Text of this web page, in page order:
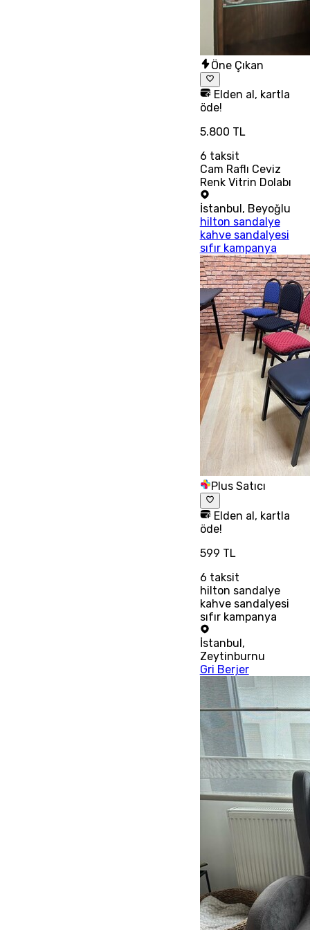
Öne Çıkan
Elden al, kartla
öde!
5.800 TL
6 taksit
Cam Raflı Ceviz
Renk Vitrin Dolabı
İstanbul , Beyoğlu
hilton sandalye
kahve sandalyesi
sıfır kampanya
Plus Satıcı
Elden al, kartla
öde!
599 TL
6 taksit
hilton sandalye
kahve sandalyesi
sıfır kampanya
İstanbul,
Zeytinburnu
Gri Berjer